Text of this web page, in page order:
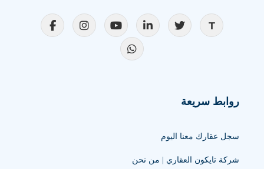
روابط سريعة
سجل عقارك معنا اليوم
شركة تايكون العقاري | من نحن